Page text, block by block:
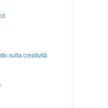
sulla creatività